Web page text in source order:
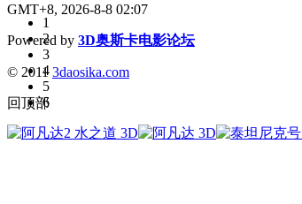
1
2
3
4
5
6
GMT+8, 2026-8-8 02:07
Powered by 3D奥斯卡电影论坛
© 20113daosika.com
回顶部